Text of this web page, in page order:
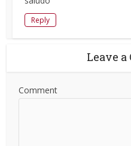
Reply
Leave
Comment